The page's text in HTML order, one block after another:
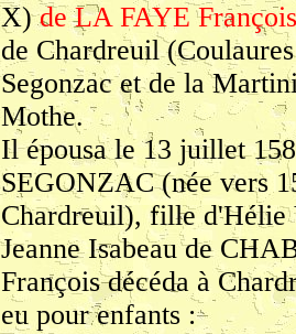
X)de LA FAYE François
de Chardreuil
Segonzac et de la
Mothe.
Il épousa le 13 juillet
SEGONZAC (née vers
Chardreuil), fille
Jeanne Isabeau de
François décéda à
eu pour enfants :